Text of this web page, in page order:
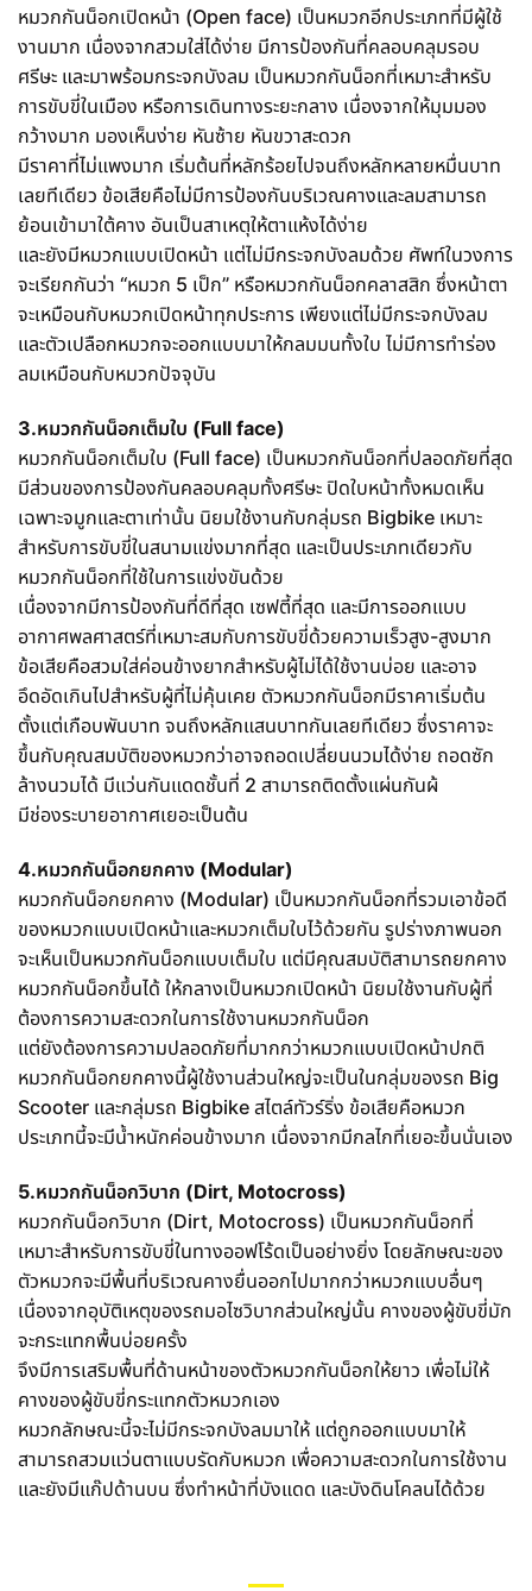
หมวกกันน็อกเปิดหน้า (Open face) เป็นหมวกอีกประเภทที่มีผู้ใช้
งานมาก เนื่องจากสวมใส่ได้ง่าย มีการป้องกันที่คลอบคลุมรอบ
ศรีษะ และมาพร้อมกระจกบังลม เป็นหมวกกันน็อกที่เหมาะสำหรับ
การขับขี่ในเมือง หรือการเดินทางระยะกลาง เนื่องจากให้มุมมอง
กว้างมาก มองเห็นง่าย หันซ้าย หันขวาสะดวก
มีราคาที่ไม่แพงมาก เริ่มต้นที่หลักร้อยไปจนถึงหลักหลายหมื่นบาท
เลยทีเดียว ข้อเสียคือไม่มีการป้องกันบริเวณคางและลมสามารถ
ย้อนเข้ามาใต้คาง อันเป็นสาเหตุให้ตาแห้งได้ง่าย
และยังมีหมวกแบบเปิดหน้า แต่ไม่มีกระจกบังลมด้วย ศัพท์ในวงการ
จะเรียกกันว่า “หมวก 5 เป็ก” หรือหมวกกันน็อกคลาสสิก ซึ่งหน้าตา
จะเหมือนกับหมวกเปิดหน้าทุกประการ เพียงแต่ไม่มีกระจกบังลม
และตัวเปลือกหมวกจะออกแบบมาให้กลมมนทั้งใบ ไม่มีการทำร่อง
ลมเหมือนกับหมวกปัจจุบัน
3.หมวกกันน็อกเต็มใบ (Full face)
หมวกกันน็อกเต็มใบ (Full face) เป็นหมวกกันน็อกที่ปลอดภัยที่สุด
มีส่วนของการป้องกันคลอบคลุมทั้งศรีษะ ปิดใบหน้าทั้งหมดเห็น
เฉพาะจมูกและตาเท่านั้น นิยมใช้งานกับกลุ่มรถ Bigbike เหมาะ
สำหรับการขับขี่ในสนามแข่งมากที่สุด และเป็นประเภทเดียวกับ
หมวกกันน็อกที่ใช้ในการแข่งขันด้วย
เนื่องจากมีการป้องกันที่ดีที่สุด เซฟตี้ที่สุด และมีการออกแบบ
อากาศพลศาสตร์ที่เหมาะสมกับการขับขี่ด้วยความเร็วสูง-สูงมาก
ข้อเสียคือสวมใส่ค่อนข้างยากสำหรับผู้ไม่ได้ใช้งานบ่อย และอาจ
อึดอัดเกินไปสำหรับผู้ที่ไม่คุ้นเคย ตัวหมวกกันน็อกมีราคาเริ่มต้น
ตั้งแต่เกือบพันบาท จนถึงหลักแสนบาทกันเลยทีเดียว ซึ่งราคาจะ
ขึ้นกับคุณสมบัติของหมวกว่าอาจถอดเปลี่ยนนวมได้ง่าย ถอดซัก
ล้างนวมได้ มีแว่นกันแดดชั้นที่ 2 สามารถติดตั้งแผ่นกันผ้
มีช่องระบายอากาศเยอะเป็นต้น
4.หมวกกันน็อกยกคาง (Modular)
หมวกกันน็อกยกคาง (Modular) เป็นหมวกกันน็อกที่รวมเอาข้อดี
ของหมวกแบบเปิดหน้าและหมวกเต็มใบไว้ด้วยกัน รูปร่างภาพนอก
จะเห็นเป็นหมวกกันน็อกแบบเต็มใบ แต่มีคุณสมบัติสามารถยกคาง
หมวกกันน็อกขึ้นได้ ให้กลางเป็นหมวกเปิดหน้า นิยมใช้งานกับผู้ที่
ต้องการความสะดวกในการใช้งานหมวกกันน็อก
แต่ยังต้องการความปลอดภัยที่มากกว่าหมวกแบบเปิดหน้าปกติ
หมวกกันน็อกยกคางนี้ผู้ใช้งานส่วนใหญ่จะเป็นในกลุ่มของรถ Big
Scooter และกลุ่มรถ Bigbike สไตล์ทัวร์ริ่ง ข้อเสียคือหมวก
ประเภทนี้จะมีน้ำหนักค่อนข้างมาก เนื่องจากมีกลไกที่เยอะขึ้นนั่นเอง
5.หมวกกันน็อกวิบาก (Dirt, Motocross)
หมวกกันน็อกวิบาก (Dirt, Motocross) เป็นหมวกกันน็อกที่
เหมาะสำหรับการขับขี่ในทางออฟโร้ดเป็นอย่างยิ่ง โดยลักษณะของ
ตัวหมวกจะมีพื้นที่บริเวณคางยื่นออกไปมากกว่าหมวกแบบอื่นๆ
เนื่องจากอุบัติเหตุของรถมอไซวิบากส่วนใหญ่นั้น คางของผู้ขับขี่มัก
จะกระแทกพื้นบ่อยครั้ง
จึงมีการเสริมพื้นที่ด้านหน้าของตัวหมวกกันน็อกให้ยาว เพื่อไม่ให้
คางของผู้ขับขี่กระแทกตัวหมวกเอง
หมวกลักษณะนี้จะไม่มีกระจกบังลมมาให้ แต่ถูกออกแบบมาให้
สามารถสวมแว่นตาแบบรัดกับหมวก เพื่อความสะดวกในการใช้งาน
และยังมีแก๊ปด้านบน ซึ่งทำหน้าที่บังแดด และบังดินโคลนได้ด้วย